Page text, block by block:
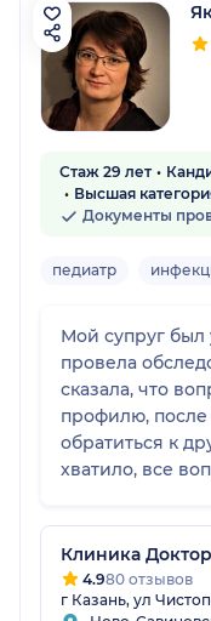
Стаж 29 лет
Высшая
Документы
педиатр
Мой супруг
провела
сказала, что
профилю, после
обратиться к
хватило, все
Клиника
4.980 отзывов
г Казань, ул